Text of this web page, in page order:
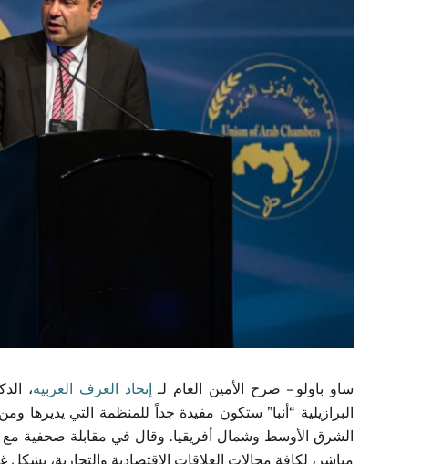
ساو باولو – صرح الأمين العام لـ إتحاد الغرف العربية،
البرازيلية “أنبا” ستكون مفيدة جداً للمنظمة التي يديرها
الشرق الأوسط وشمال أفريقيا. وقال في مقابلة صحفية مع
مباشر، لكافة مجالات العلاقات الإقتصادية والتجارية،